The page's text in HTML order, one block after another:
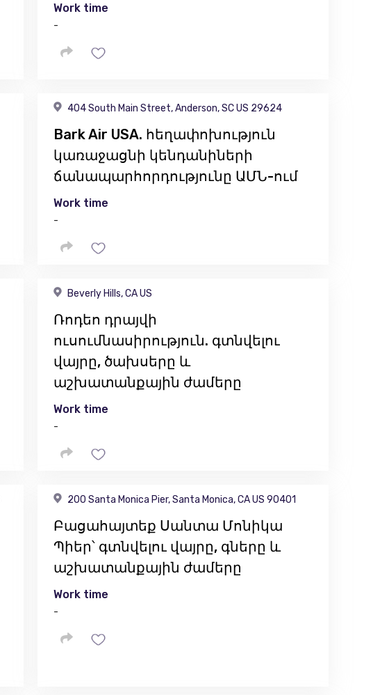
Work time
-
404 South Main Street, Anderson, SC US 29624
Bark Air USA. հեղափոխություն
կառաջացնի կենդանիների
ճանապարհորդությունը ԱՄՆ-ում
Work time
-
Beverly Hills, CA US
Ռոդեո դրայվի
ուսումնասիրություն. գտնվելու
վայրը, ծախսերը և
աշխատանքային ժամերը
Work time
-
200 Santa Monica Pier, Santa Monica, CA US 90401
Բացահայտեք Սանտա Մոնիկա
Պիեր՝ գտնվելու վայրը, գները և
աշխատանքային ժամերը
Work time
-